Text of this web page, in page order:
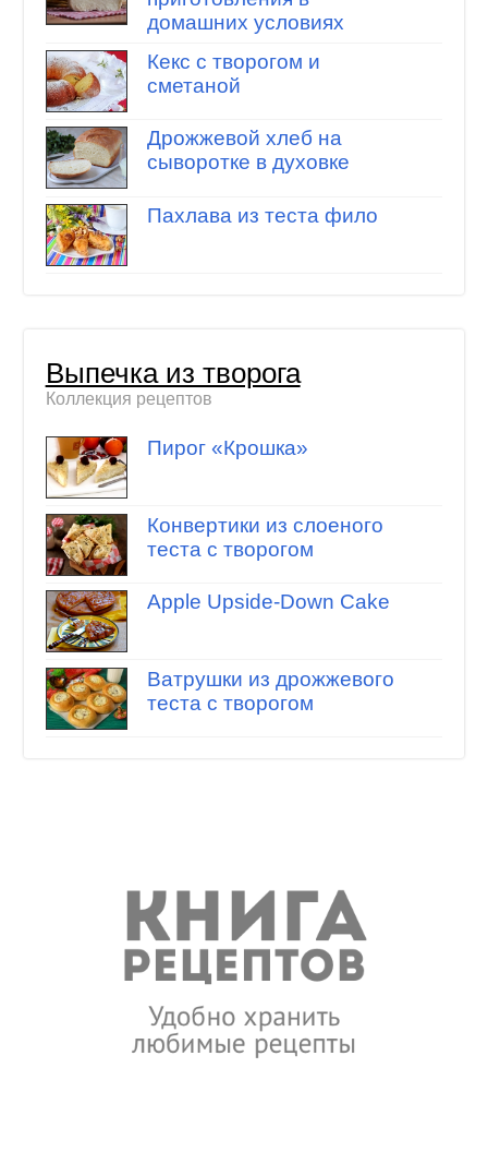
домашних условиях
Кекс с творогом и
сметаной
Дрожжевой хлеб на
сыворотке в духовке
Пахлава из теста фило
Выпечка из творога
Коллекция рецептов
Пирог «Крошка»
Конвертики из слоеного
теста с творогом
Apple Upside-Down Cake
Ватрушки из дрожжевого
теста с творогом